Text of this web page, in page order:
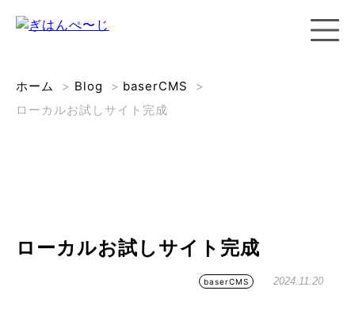
ホーム > Blog > baserCMS
>
ローカルお試しサイト完成
ローカルお試しサイト完成
baserCMS 2024.11.20